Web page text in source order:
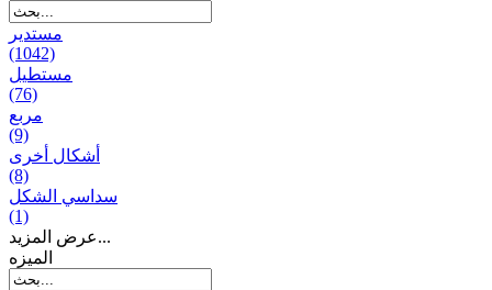
مستدير
(1042)
مستطيل
(76)
مربع
(9)
أشكال أخرى
(8)
سداسي الشكل
(1)
عرض المزيد...
المیزه